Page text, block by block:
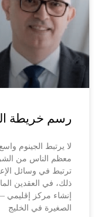
رسم خريطة
لا يرتبط الجينوم
معظم الناس من
ترتبط في وسائل
ذلك، في العقدين
إنشاء مركز إقليمي
الصغيرة في الخليج